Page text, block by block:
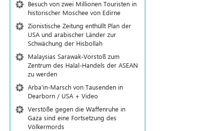
Besuch von zwei Millionen Touristen in
historischer Moschee von Edirne
Zionistische Zeitung enthüllt Plan der
USA und arabischer Länder zur
Schwächung der Hisbollah
Malaysias Sarawak-Vorstoß zum
Zentrum des Halal-Handels der ASEAN
zu werden
Arba'in-Marsch von Tausenden in
Dearborn / USA + Video
Verstöße gegen die Waffenruhe in
Gaza sind eine Fortsetzung des
Völkermords